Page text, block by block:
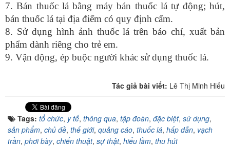
7. Bán thuốc lá bằng máy bán thuốc lá tự động; hút,
bán thuốc lá tại địa điểm có quy định cấm.
8. Sử dụng hình ảnh thuốc lá trên báo chí, xuất bản
phẩm dành riêng cho trẻ em.
9. Vận động, ép buộc người khác sử dụng thuốc lá.
Tác giả bài viết: Lê Thị Minh Hiếu
Tags: tổ chức, y tế, thông qua, tập đoàn, đặc biệt, sử dụng,
sản phẩm, chủ đề, thế giới, quảng cáo, thuốc lá, hấp dẫn, vạch
trần, phơi bày, chiến thuật, sự thật, hiểu lầm, thu hút